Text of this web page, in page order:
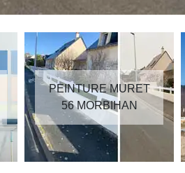
PEINTURE MURET
56 MORBIHAN